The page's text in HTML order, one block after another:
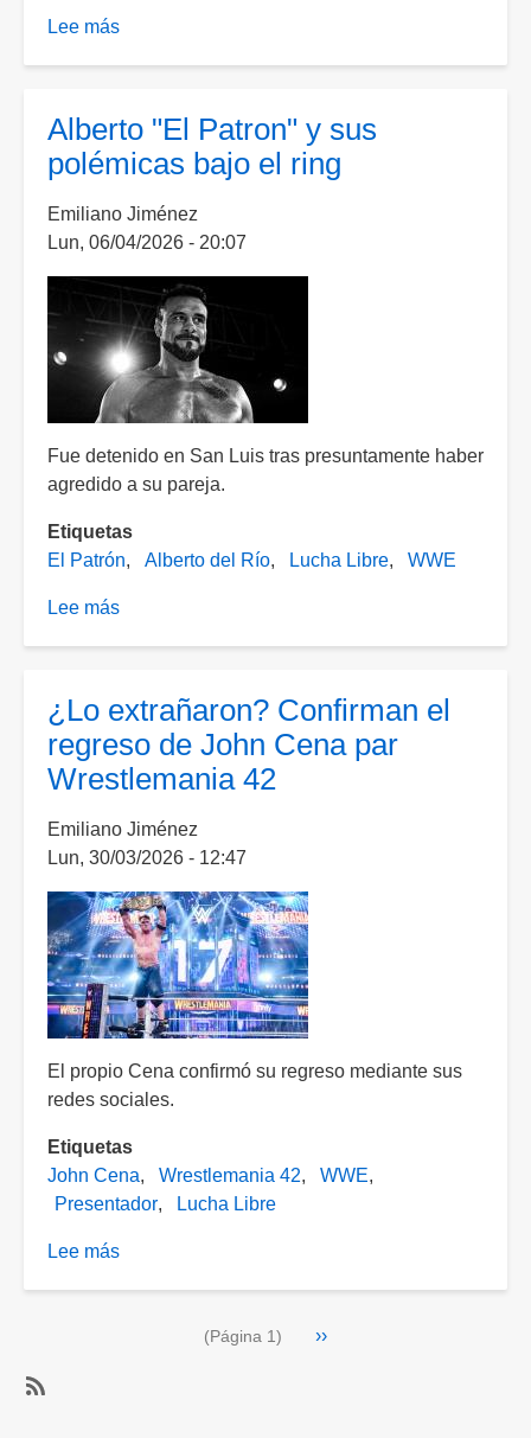
Lee más
"Máscara
contra
entre
los
Grandes
Americanos
Alberto "El Patron" y sus
polémicas bajo el ring
Emiliano Jiménez
Lun, 06/04/2026 - 20:07
Fue detenido en San Luis tras presuntamente haber
agredido a su pareja.
Etiquetas
El Patrón
Alberto del Río Lucha Libre WWE
Lee más
y
sus
polémicas
el
ring
¿Lo extrañaron? Confirman el
regreso de John Cena par
Wrestlemania 42
Emiliano Jiménez
Lun, 30/03/2026 - 12:47
El propio Cena confirmó su regreso mediante sus
redes sociales.
Etiquetas
John Cena
Wrestlemania 42
WWE
Presentador
Lucha Libre
Lee más
Confirman(Página 1)
Siguiente
››